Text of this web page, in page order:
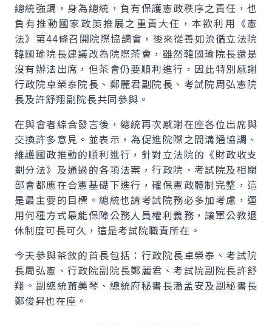
總統強調，身為總統，負有保護憲政秩序之責任，也
負有推動國家政策推展之重責大任，本欲利用《憲
法》第44條召開院際協調會，後來從善如流循立法院
韓國瑜院長建議改為院際茶會，雖然韓國瑜院長還是
沒有辦法出席，但茶會仍要順利進行，因此特別感謝
行政院卓榮泰院長、鄭麗君副院長、考試院周弘憲院
長及許舒翔副院長共同參與。
在與會者綜合發言後，總統再次感謝在座各位出席與
交換許多意見。並表示，為促進院際之間溝通協調、
維護國政推動的順利進行，針對立法院的《財政收支
劃分法》及通過的各項法案，行政院、考試院及相關
部會都應在合憲基礎下進行，確保憲政體制完整，這
是最主要的目標。總統也請考試院務必多加考慮，運
用何種方式最能保障公務人員權利義務，讓軍公教退
休制度可長可久，這是考試院職責所在。
今天參與茶敘的首長包括：行政院長卓榮泰、考試院
長周弘憲、行政院副院長鄭麗君、考試院副院長許舒
翔。副總統蕭美琴、總統府秘書長潘孟安及副秘書長
鄭俊昇也在座。